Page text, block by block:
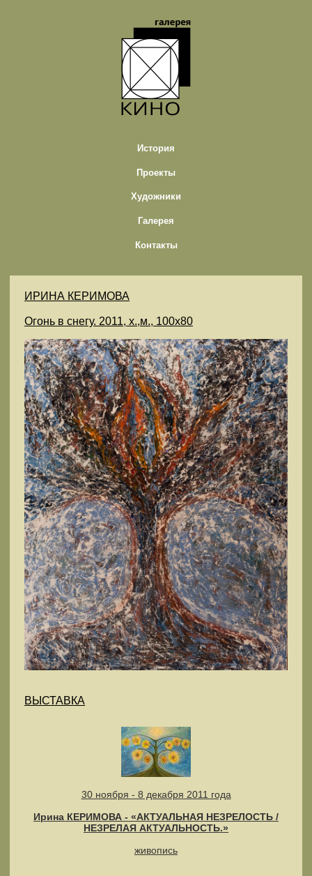
История
Проекты
Художники
Галерея
Контакты
ИРИНА КЕРИМОВА
Огонь в снегу. 2011, х.,м., 100х80
ВЫСТАВКА
30 ноября - 8 декабря 2011 года
Ирина КЕРИМОВА - «АКТУАЛЬНАЯ НЕЗРЕЛОСТЬ /
НЕЗРЕЛАЯ АКТУАЛЬНОСТЬ.»
живопись